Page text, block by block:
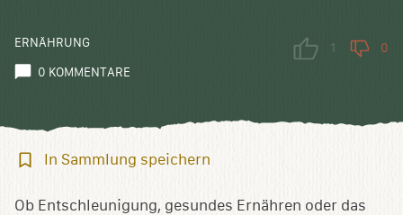
ERNÄHRUNG
0 KOMMENTARE
1 0
In
speichern
In Sammlung speichern
Ob Entschleunigung, gesundes Ernähren oder das